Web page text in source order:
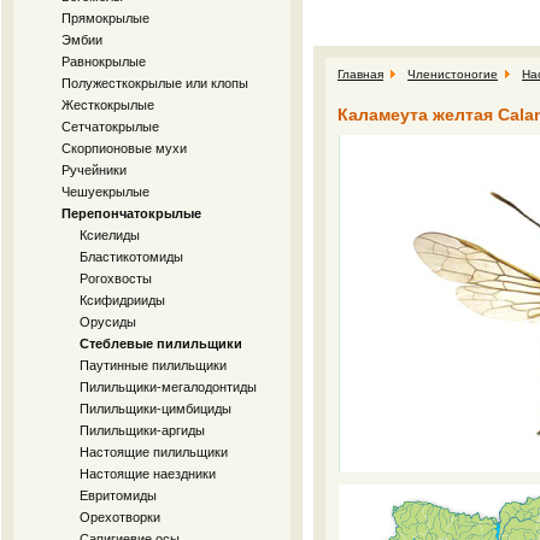
Прямокрылые
Эмбии
Равнокрылые
Полужесткокрылые или клопы
Жесткокрылые
Сетчатокрылые
Скорпионовые мухи
Ручейники
Чешуекрылые
Перепончатокрылые
Ксиелиды
Бластикотомиды
Рогохвосты
Ксифидрииды
Орусиды
Стеблевые пилильщики
Паутинные пилильщики
Пилильщики-мегалодонтиды
Пилильщики-цимбициды
Пилильщики-аргиды
Настоящие пилильщики
Настоящие наездники
Евритомиды
Орехотворки
Главная Членистоногие
Каламеута желтая